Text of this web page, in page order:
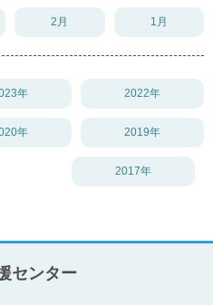
2月 1月
年 2022年
年 2019年
2017年
センター